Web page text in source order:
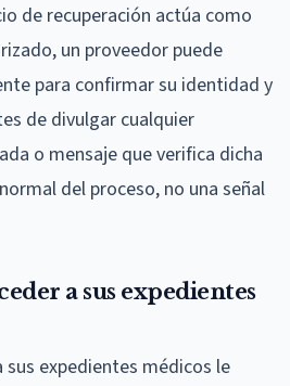
de recuperación actúa como
un proveedor puede
para confirmar su identidad y
de divulgar cualquier
o mensaje que verifica dicha
del proceso, no una señal
a sus expedientes
sus expedientes médicos le